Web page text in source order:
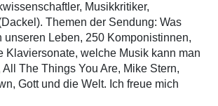
Musikkritiker,
Themen der Sendung: Was
unseren Leben, 250 Komponistinnen,
Klaviersonate, welche Musik kann man
The Things You Are, Mike Stern,
Gott und die Welt. Ich freue mich